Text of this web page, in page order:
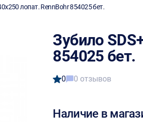
лопат. RennBohr 854025 бет.
Зубило
854025 бет.
0 0 отзывов
Наличие в